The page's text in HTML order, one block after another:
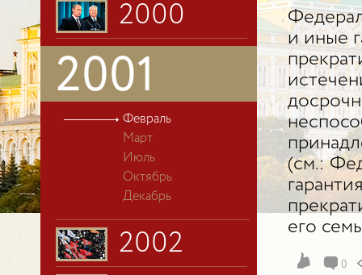
2000
2001
Февраль
Март
Июль
Октябрь
Декабрь
2002
и иные
(см.:
его
0